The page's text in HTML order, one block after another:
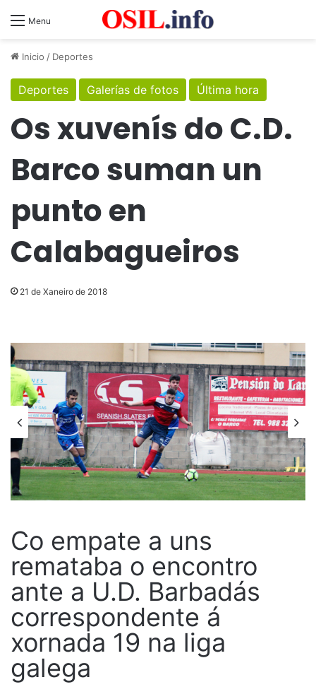
Menu
Inicio / Deportes
Deportes Galerías de fotos Última hora
Os xuvenís do C.D.
Barco suman un
punto en
Calabagueiros
21 de Xaneiro de 2018
Co empate a uns
remataba o encontro
ante a U.D. Barbadás
correspondente á
xornada 19 na liga
galega